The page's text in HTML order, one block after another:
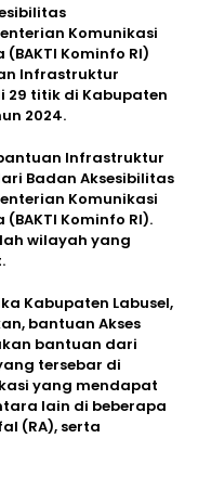
Komunikasi
Kominfo RI)
Infrastruktur
29 titik di Kabupaten
2024.
Infrastruktur
Badan Aksesibilitas
Komunikasi
Kominfo RI).
wilayah yang
Kabupaten Labusel,
bantuan Akses
bantuan dari
tersebar di
yang mendapat
lain di beberapa
(RA), serta